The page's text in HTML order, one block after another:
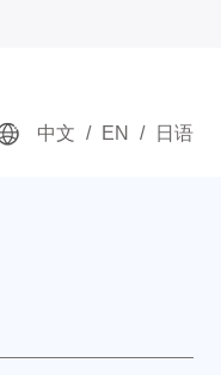
中文 / EN / 日语